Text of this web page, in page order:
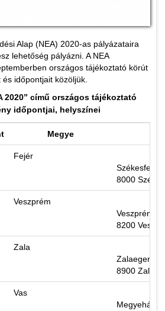
Alap (NEA) 2020-as pályázataira
lehetőség pályázni. A NEA
országos tájékoztató körút
időpontjait közöljük.
2020” című országos tájékoztató
időpontjai, helyszínei
Megye
Fejér
8000
Veszprém
Veszprém
8200
Zala
8900
Vas